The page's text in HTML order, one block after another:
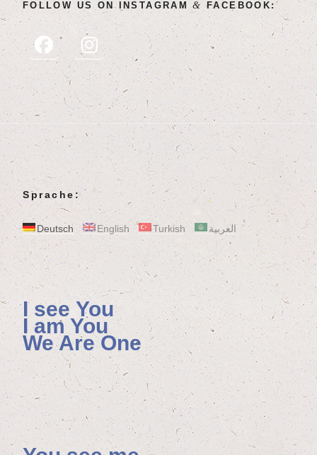
FOL­LOW US ON INSTA­GRAM&FACEBOOK:
Sprache:
Deutsch English Turkish العربية
I see You
I am You
We Are One